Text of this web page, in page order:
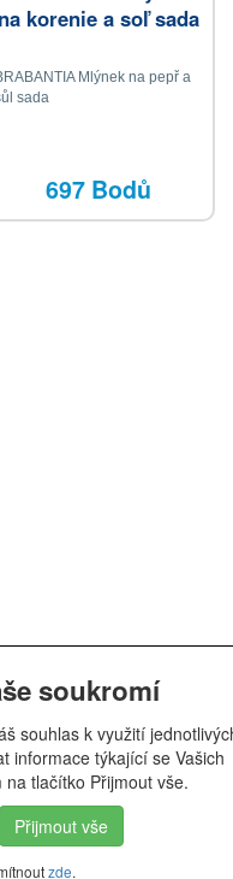
na korenie a soľ sada
Mlýnek na pepř a
sada
697 Bodů
soukromí
souhlas k využití
informace týkající se Vašich
tlačítko Přijmout vše.
Přijmout vše
zde.